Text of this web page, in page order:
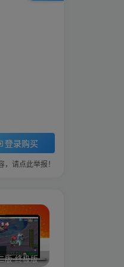
登录购买
请点此举报！
版-终极版